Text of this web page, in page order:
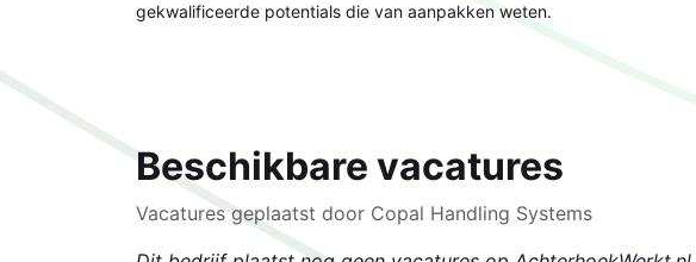
gekwalificeerde potentials die van aanpakken weten.
Beschikbare vacatures
Vacatures geplaatst door Copal Handling Systems